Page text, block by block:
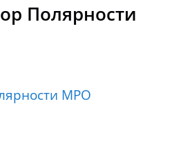
Полярности
MPO